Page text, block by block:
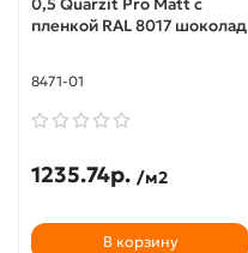
пленкой RAL 8017 шоколад
8471-01
1235.74р. /м2
В корзину